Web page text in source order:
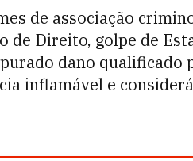
de associação
de Direito, golpe de
dano qualificado
inflamável e